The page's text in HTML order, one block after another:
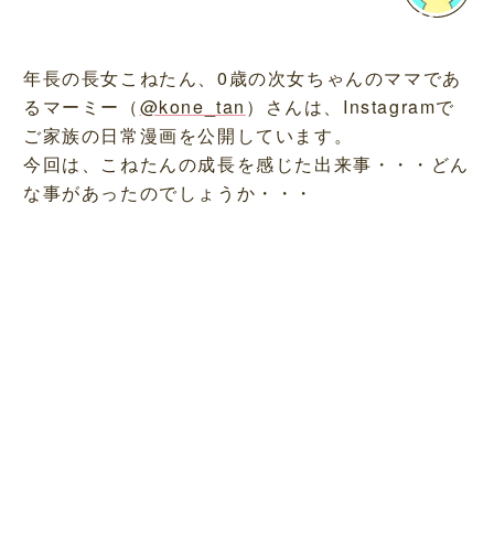
年長の長女こねたん、0歳の次女ちゃんのママであ
るマーミー（@kone_tan ）さんは、Instagramで
ご家族の日常漫画を公開しています。
今回は、こねたんの成長を感じた出来事・・・どん
な事があったのでしょうか・・・